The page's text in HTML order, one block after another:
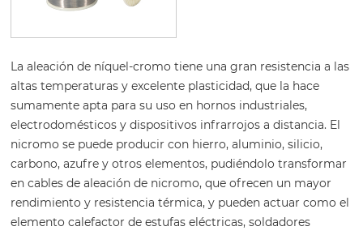
La aleación de níquel-cromo tiene una gran resistencia a las
altas temperaturas y excelente plasticidad, que la hace
sumamente apta para su uso en hornos industriales,
electrodomésticos y dispositivos infrarrojos a distancia. El
nicromo se puede producir con hierro, aluminio, silicio,
carbono, azufre y otros elementos, pudiéndolo transformar
en cables de aleación de nicromo, que ofrecen un mayor
rendimiento y resistencia térmica, y pueden actuar como el
elemento calefactor de estufas eléctricas, soldadores